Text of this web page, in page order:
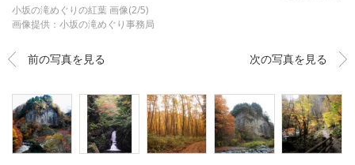
小坂の滝めぐりの紅葉 画像(2/5)
画像提供：小坂の滝めぐり事務局
前の写真を見る 次の写真を見る